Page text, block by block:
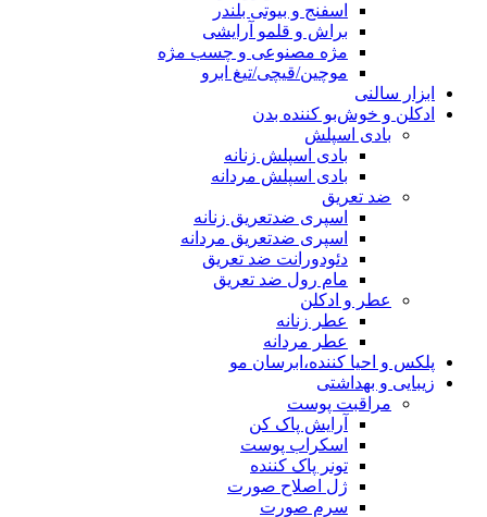
اسفنج و بیوتی بلندر
براش و قلمو آرایشی
مژه مصنوعی و چسب مژه
موچین/قیچی/تیغ ابرو
ابزار سالنی
ادکلن و خوش‌بو کننده بدن
بادی اسپلش
بادی اسپلش زنانه
بادی اسپلش مردانه
ضد تعریق
اسپری ضدتعریق زنانه
اسپری ضدتعریق مردانه
دئودورانت ضد تعریق
مام رول ضد تعریق
عطر و ادکلن
عطر زنانه
عطر مردانه
پلکس و احیا کننده،ابرسان مو
زیبایی و بهداشتی
مراقبت پوست
آرایش پاک کن
اسکراب پوست
تونر پاک کننده
ژل اصلاح صورت
سرم صورت